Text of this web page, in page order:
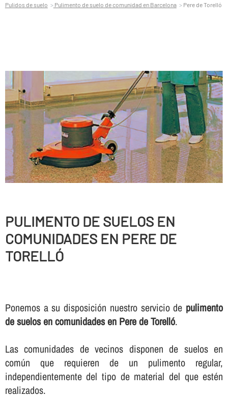
Pulidos de suelo Pulimento de suelo de comunidad en Barcelona Pere de Torelló
PULIMENTO DE SUELOS EN
COMUNIDADES EN PERE DE
TORELLÓ
Ponemos a su disposición nuestro servicio de pulimento
de suelos en comunidades en Pere de Torelló.
Las comunidades de vecinos disponen de suelos en
común que requieren de un pulimento regular,
independientemente del tipo de material del que estén
realizados.